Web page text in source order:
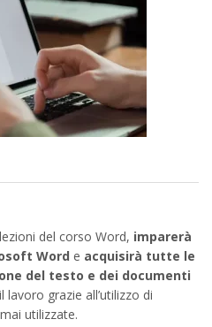
del corso Word, imparerà
Word e acquisirà tutte le
del testo e dei documenti
lavoro grazie all’utilizzo di
utilizzate.